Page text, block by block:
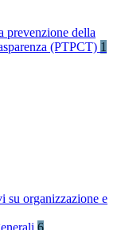
prevenzione della
(PTPCT) 1
su organizzazione e